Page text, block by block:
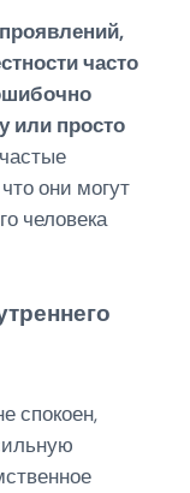
проявлений,
часто
или просто
они могут
человека
спокоен,